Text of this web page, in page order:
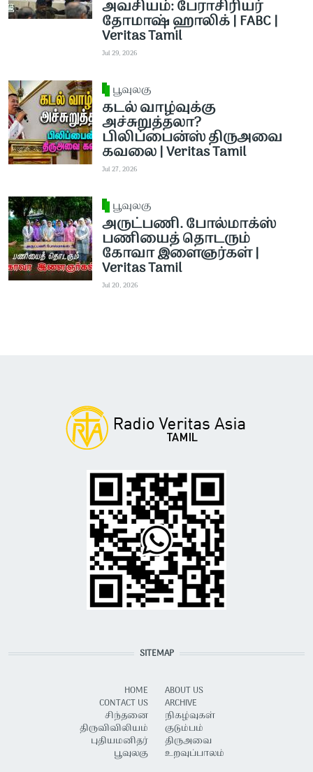
அவசியம்: பேராசிரியர்
தோமாஷ் ஹாலிக் | FABC |
Veritas Tamil
Jul 29, 2026
பூவுலகு
கடல் வாழ்வுக்கு
அச்சுறுத்தலா?
பிலிப்பைன்ஸ் திருஅவை
கவலை | Veritas Tamil
Jul 27, 2026
பூவுலகு
அருட்பணி. போல்மாக்ஸ்
பணியைத் தொடரும்
கோவா இளைஞர்கள் |
Veritas Tamil
Jul 20, 2026
SITEMAP
HOME
CONTACT US
சிந்தனை
திருவிவிலியம்
புதியமனிதர்
பூவுலகு
ABOUT US
ARCHIVE
நிகழ்வுகள்
குடும்பம்
திருஅவை
உறவுப்பாலம்